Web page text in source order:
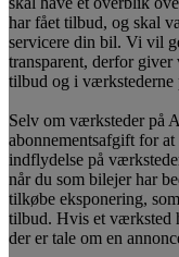
har fået tilbud, og skal
servicere din bil. Vi vil
transparent, derfor
tilbud og i værkstederne
Selv om værksteder på
abonnementsafgift for
indflydelse på
når du som bilejer har
tilkøbe eksponering,
tilbud. Hvis et værksted
der er tale om en